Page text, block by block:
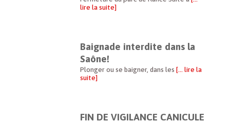
lire la suite]
Baignade interdite dans la
Saône!
Plonger ou se baigner, dans les[… lire la
suite]
FIN DE VIGILANCE CANICULE